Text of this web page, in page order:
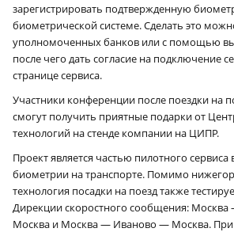
зарегистрировать подтвержденную
биометрической системе. Сделать это
уполномоченных банков или с помощью
после чего дать согласие на подключение
странице сервиса.
Участники конференции после поездки на
смогут получить приятные подарки от
технологий на стенде компании на ЦИПР.
Проект является частью пилотного сервиса
биометрии на транспорте. Помимо
технология посадки на поезд также
Дирекции скоростного сообщения:
Москва и Москва — Иваново — Москва. При